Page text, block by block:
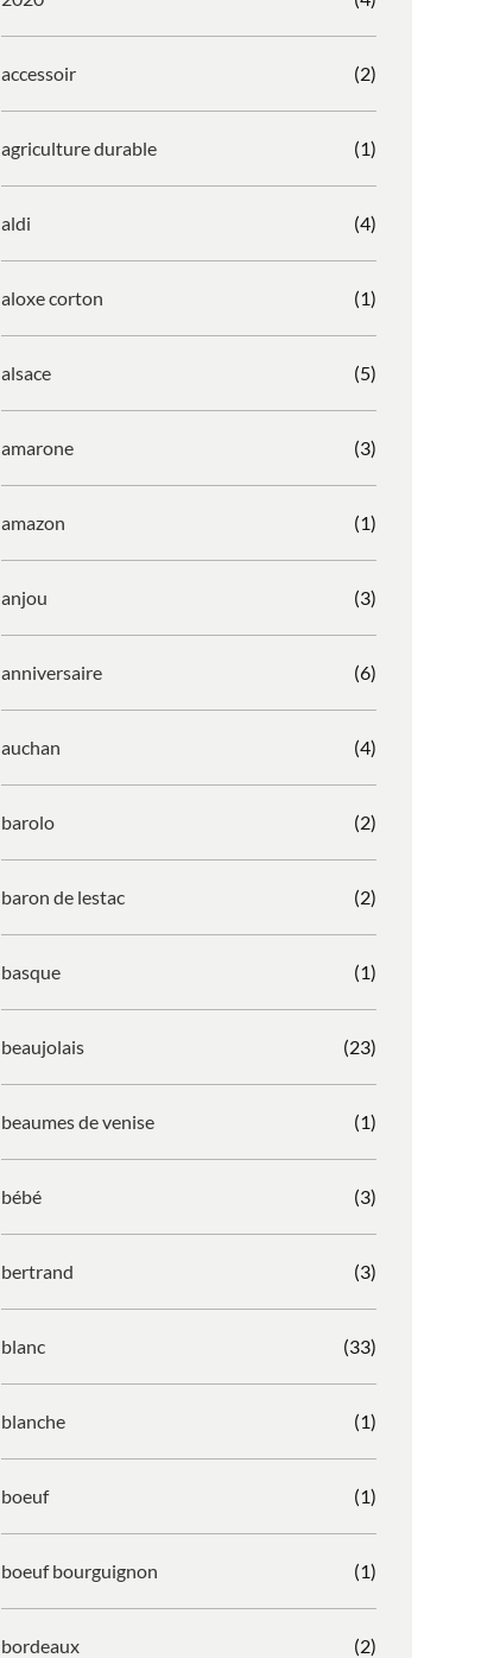
accessoir (2)
agriculture durable (1)
aldi (4)
aloxe corton (1)
alsace (5)
amarone (3)
amazon (1)
anjou (3)
anniversaire (6)
auchan (4)
barolo (2)
baron de lestac (2)
basque (1)
beaujolais (23)
beaumes de venise (1)
bébé (3)
bertrand (3)
blanc (33)
blanche (1)
boeuf (1)
boeuf bourguignon (1)
bordeaux (2)